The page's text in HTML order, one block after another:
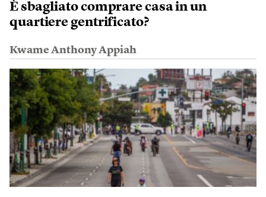
È sbagliato comprare casa in un
quartiere gentrificato?
Kwame Anthony Appiah